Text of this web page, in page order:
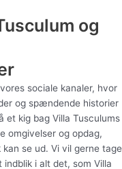
og
sociale kanaler, hvor
og spændende historier
et kig bag Villa Tusculums
omgivelser og opdag,
se ud. Vi vil gerne tage
i alt det, som Villa